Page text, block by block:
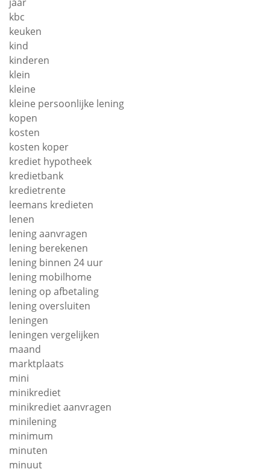
kbc
keuken
kind
kinderen
klein
kleine
kleine persoonlijke lening
kopen
kosten
kosten koper
krediet hypotheek
kredietbank
kredietrente
leemans kredieten
lenen
lening aanvragen
lening berekenen
lening binnen 24 uur
lening mobilhome
lening op afbetaling
lening oversluiten
leningen
leningen vergelijken
maand
marktplaats
mini
minikrediet
minikrediet aanvragen
minilening
minimum
minuten
minuut